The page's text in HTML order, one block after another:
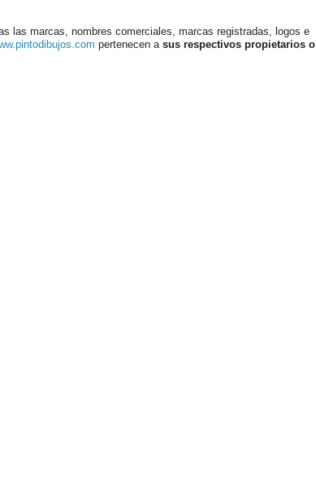
las marcas, nombres comerciales, marcas registradas, logos e
pertenecen a sus respectivos propietarios o